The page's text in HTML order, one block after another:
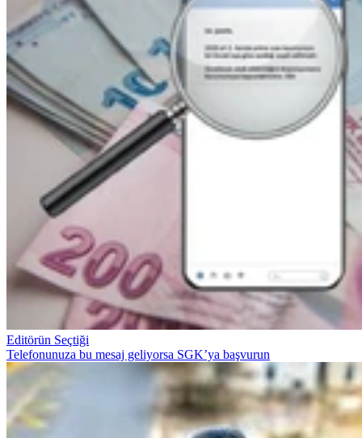
Editörün Seçtiği
Telefonunuza bu mesaj geliyorsa SGK’ya başvurun